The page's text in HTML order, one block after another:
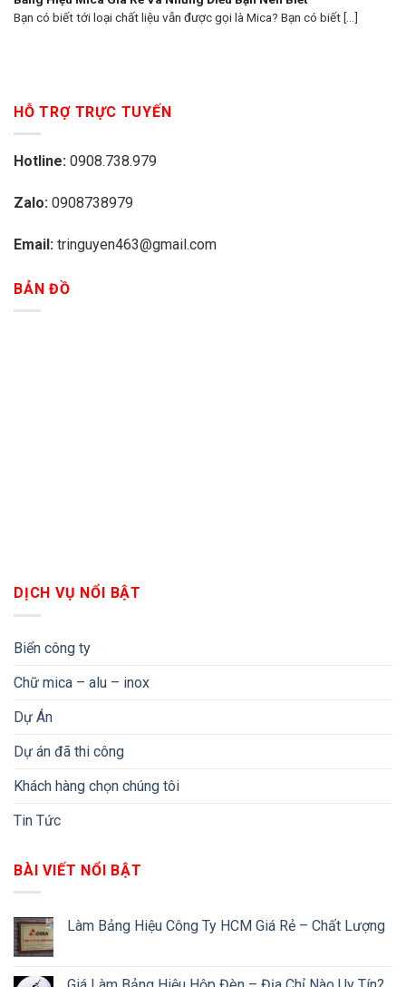
Bạn có biết tới loại chất liệu vẫn được gọi là Mica? Bạn có biết [...]
HỖ TRỢ TRỰC TUYẾN
Hotline: 0908.738.979
Zalo: 0908738979
Email: tringuyen463@gmail.com
BẢN ĐỒ
DỊCH VỤ NỔI BẬT
Biển công ty
Chữ mica – alu – inox
Dự Án
Dự án đã thi công
Khách hàng chọn chúng tôi
Tin Tức
BÀI VIẾT NỔI BẬT
Làm Bảng Hiệu Công Ty HCM Giá Rẻ – Chất Lượng